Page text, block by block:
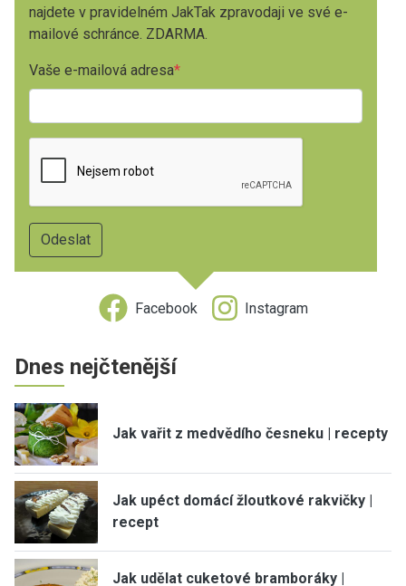
najdete v pravidelném JakTak zpravodaji ve své e-
mailové schránce. ZDARMA.
Vaše e-mailová adresa
Facebook Instagram
Dnes nejčtenější
Jak vařit z medvědího česneku | recepty
Jak upéct domácí žloutkové rakvičky |
recept
Jak udělat cuketové bramboráky |